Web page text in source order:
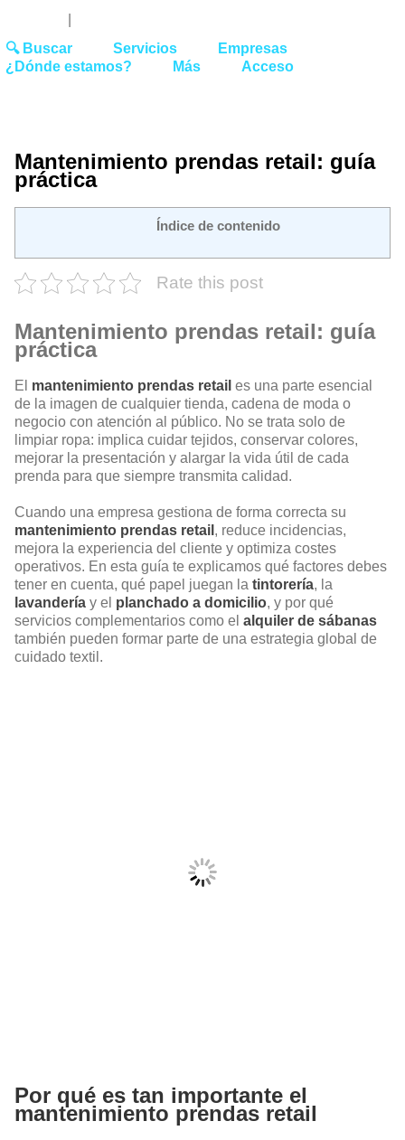
🔍 Buscar Servicios
Empresas
¿Dónde estamos?
Más Acceso
Mantenimiento prendas retail: guía
práctica
Índice de contenido
Rate this post
Mantenimiento prendas retail: guía
práctica
El mantenimiento prendas retail es una parte esencial
de la imagen de cualquier tienda, cadena de moda o
negocio con atención al público. No se trata solo de
limpiar ropa: implica cuidar tejidos, conservar colores,
mejorar la presentación y alargar la vida útil de cada
prenda para que siempre transmita calidad.
Cuando una empresa gestiona de forma correcta su
mantenimiento prendas retail , reduce incidencias,
mejora la experiencia del cliente y optimiza costes
operativos. En esta guía te explicamos qué factores debes
tener en cuenta, qué papel juegan la tintorería, la
lavandería y el planchado a domicilio, y por qué
servicios complementarios como el alquiler de sábanas
también pueden formar parte de una estrategia global de
cuidado textil.
Por qué es tan importante el
mantenimiento prendas retail